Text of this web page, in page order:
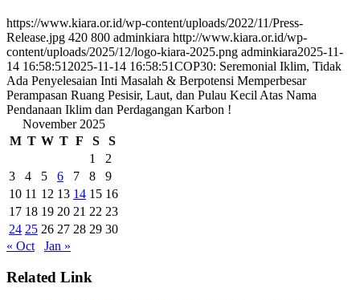
https://www.kiara.or.id/wp-content/uploads/2022/11/Press-
Release.jpg 420 800 adminkiara http://www.kiara.or.id/wp-
content/uploads/2025/12/logo-kiara-2025.png adminkiara2025-11-
14 16:58:51 2025-11-14 16:58:51COP30: Seremonial Iklim, Tidak
Ada Penyelesaian Inti Masalah & Berpotensi Memperbesar
Perampasan Ruang Pesisir, Laut, dan Pulau Kecil Atas Nama
Pendanaan Iklim dan Perdagangan Karbon !
November 2025
M T W T F S
S
1
2
3
4 5 6 7 8
9
10 11 12 13 14 15 16
17 18 19 20 21 22 23
24 25 26 27 28 29 30
« Oct
Jan »
Related Link